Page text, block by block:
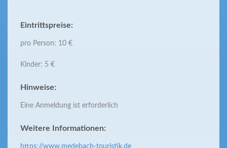
Eintrittspreise:
pro Person: 10 €
Kinder: 5 €
Hinweise:
Eine Anmeldung ist erforderlich
Weitere Informationen:
https://www.medebach-touristik.de